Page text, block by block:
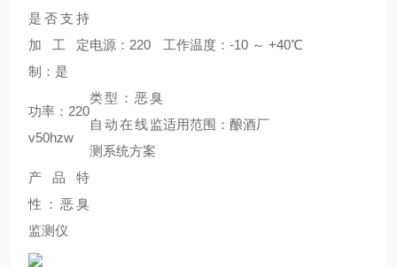
是否支持
加工定
制：是
电源：220 工作温度：-10 ～ +40℃
功率：220
v50hzw
类型：恶臭
自动在线监
测系统方案
适用范围：酿酒厂
产品特
性：恶臭
监测仪